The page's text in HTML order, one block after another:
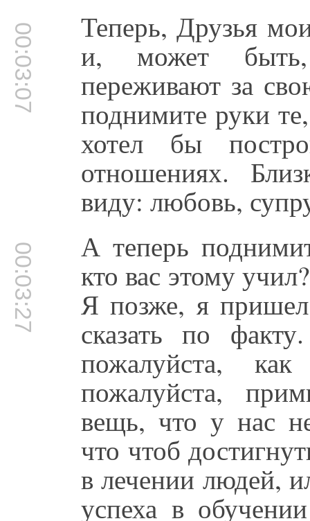
00:03:07 Теперь, Друзья
и, может
переживают за
поднимите руки
хотел бы
отношениях.
виду: любовь,
00:03:27 А теперь
кто вас этому
Я позже, я
сказать по
пожалуйста,
пожалуйста,
вещь, что у нас
что чтоб
в лечении людей,
успеха в